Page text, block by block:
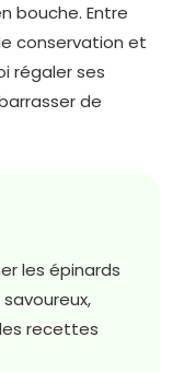
bouche. Entre
conservation et
régaler ses
de
les épinards
recettes